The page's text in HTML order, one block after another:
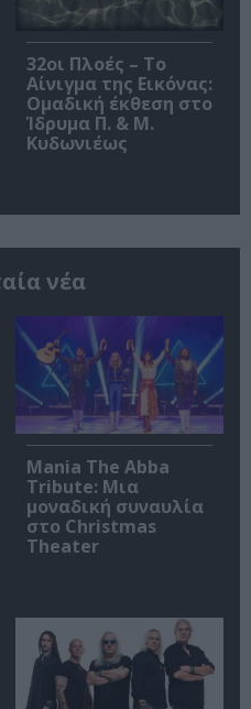
32οι Πλοές – Το
Αίνιγμα της Εικόνας:
Ομαδική έκθεση στο
Ίδρυμα Π. & Μ.
Κυδωνιέως
νέα
Mania The Abba
Tribute: Μια
μοναδική συναυλία
στο Christmas
Theater